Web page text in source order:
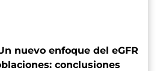
nuevo enfoque del eGFR
conclusiones